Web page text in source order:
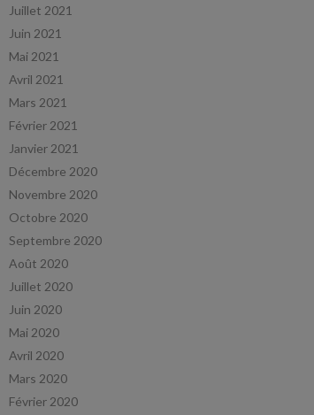
Juillet 2021
Juin 2021
Mai 2021
Avril 2021
Mars 2021
Février 2021
Janvier 2021
Décembre 2020
Novembre 2020
Octobre 2020
Septembre 2020
Août 2020
Juillet 2020
Juin 2020
Mai 2020
Avril 2020
Mars 2020
Février 2020